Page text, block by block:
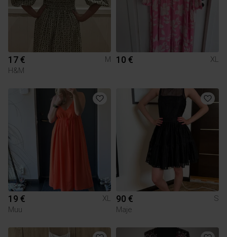
17 €
M
H&M
10 € XL
19 €
XL
Muu
90 €
S
Maje